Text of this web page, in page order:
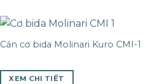
Cán cơ bida Molinari Kuro CMI-1
XEM CHI TIẾT